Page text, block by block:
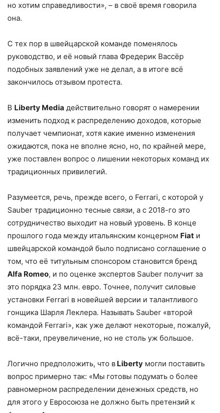
но хотим справедливости», – в своё время говорила
она.
С тех пор в швейцарской команде поменялось
руководство, и её новый глава Фредерик Вассёр
подобных заявлений уже не делал, а в итоге всё
закончилось отзывом протеста.
В Liberty Media действительно говорят о намерении
изменить подход к распределению доходов, которые
получает чемпионат, хотя какие именно изменения
ожидаются, пока не вполне ясно, но, по крайней мере,
уже поставлен вопрос о лишении некоторых команд их
традиционных привилегий.
Разумеется, речь, прежде всего, о Ferrari, с которой у
Sauber традиционно тесные связи, а с 2018-го это
сотрудничество выходит на новый уровень. В конце
прошлого года между итальянским концерном Fiat и
швейцарской командой было подписано соглашение о
том, что её титульным спонсором становится бренд
Alfa Romeo, и по оценке экспертов Sauber получит за
это порядка 23 млн. евро. Точнее, получит силовые
установки Ferrari в новейшей версии и талантливого
гонщика Шарля Леклера. Называть Sauber «второй
командой Ferrari», как уже делают некоторые, пожалуй,
всё-таки, преувеличение, но не столь уж большое.
Логично предположить, что в Liberty могли поставить
вопрос примерно так: «Мы готовы подумать о более
равномерном распределении денежных средств, но
для этого у Евросоюза не должно быть претензий к